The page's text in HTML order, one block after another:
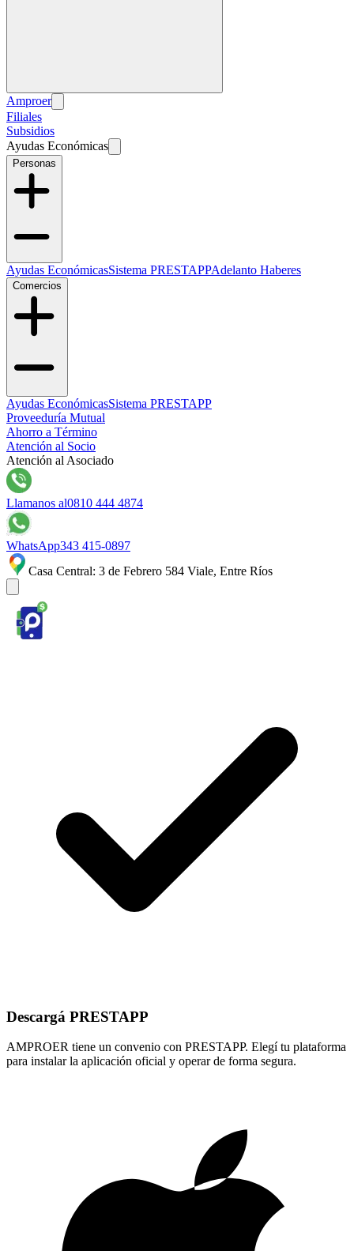
Amproer
Filiales
Subsidios
Ayudas Económicas
Personas
Ayudas EconómicasSistema PRESTAPPAdelanto Haberes
Comercios
Ayudas EconómicasSistema PRESTAPP
Proveeduría Mutual
Ahorro a Término
Atención al Socio
Atención al Asociado
Llamanos al0810 444 4874
WhatsApp343 415-0897
Casa Central: 3 de Febrero 584 Viale, Entre Ríos
Descargá PRESTAPP
AMPROER tiene un convenio con PRESTAPP. Elegí tu plataforma
para instalar la aplicación oficial y operar de forma segura.